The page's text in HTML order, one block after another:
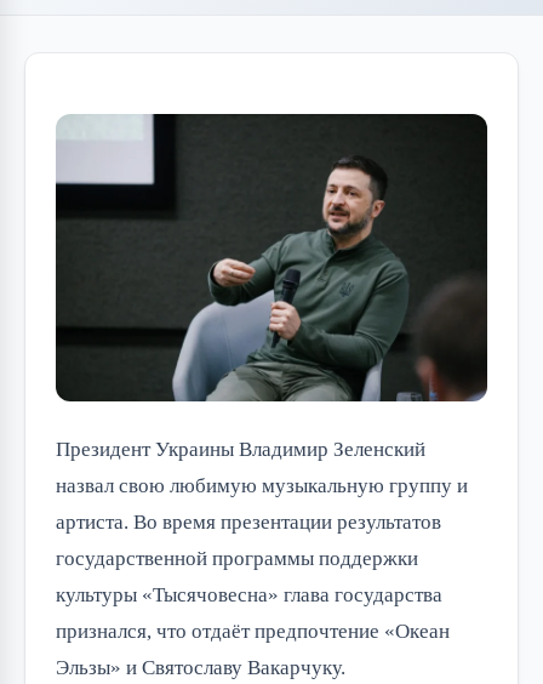
Президент Украины Владимир Зеленский
назвал свою любимую музыкальную группу и
артиста. Во время презентации результатов
государственной программы поддержки
культуры «Тысячовесна» глава государства
признался, что отдаёт предпочтение «Океан
Эльзы» и Святославу Вакарчуку.